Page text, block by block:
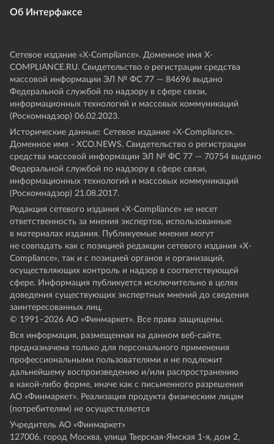
Об Интерфаксе
Сетевое издание «Х-Compliance». Доменное имя X-
COMPLIANCE.RU. Свидетельство о регистрации средства
массовой информации ЭЛ № ФС 77 — 84696 выдано
Федеральной службой по надзору в сфере связи,
информационных технологий и массовых коммуникаций
(Роскомнадзор) 06.02.2023.
Исторические данные: Сетевое издание «Х-Compliance».
Доменное имя - XCO.NEWS. Свидетельство о регистрации
средства массовой информации ЭЛ № ФС 77 — 70754 выдано
Федеральной службой по надзору в сфере связи,
информационных технологий и массовых коммуникаций
(Роскомнадзор) 21.08.2017.
Редакция сетевого издания «X-Compliance» не несет
ответственность за мнения экспертов, использованные
в материалах издания. Публикуемые мнения могут
не совпадать как с позицией редакции сетевого издания «X-
Compliance», так и с позицией органов и организаций,
осуществляющих контроль и надзор в соответствующей
сфере. Информация публикуется исключительно в целях
доведения существующих экспертных мнений до сведения
заинтересованных лиц.
© 1991–2026 АО «Финмаркет». Все права защищены.
Вся информация, размещенная на данном веб-сайте,
предназначена только для персонального применения
профессиональными пользователями и не подлежит
дальнейшему воспроизведению и/или распространению
в какой-либо форме, иначе как с письменного разрешения
АО «Финмаркет». Реализация продукта физическим лицам
(потребителям) не осуществляется
Учредитель АО «Финмаркет»
127006, город Москва, улица Тверская-Ямская 1-я, дом 2,